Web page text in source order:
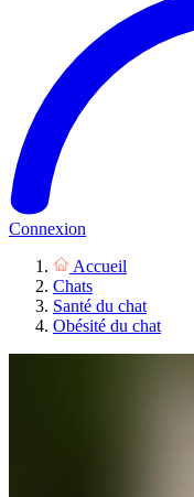
Connexion
Accueil
Chats
Santé du chat
Obésité du chat